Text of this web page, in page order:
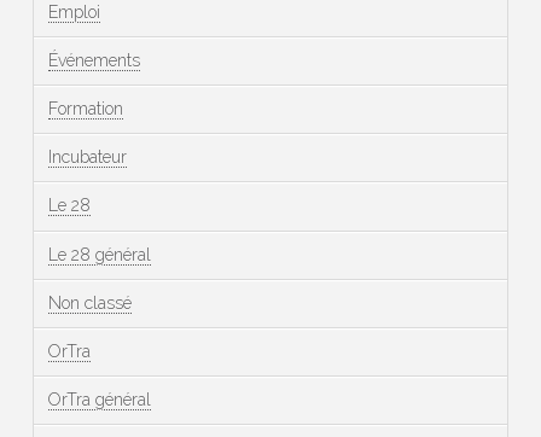
Emploi
Événements
Formation
Incubateur
Le 28
Le 28 général
Non classé
OrTra
OrTra général